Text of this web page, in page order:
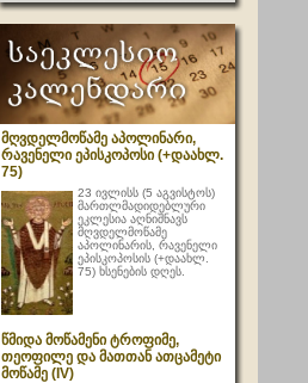
მღვდელმოწამე აპოლინარი,
რავენელი ეპისკოპოსი (+დაახლ.
75)
23 ივლისს (5 აგვისტოს)
მართლმადიდებლური
ეკლესია აღნიშნავს
მღვდელმოწამე
აპოლინარის, რავენელი
ეპისკოპოსის (+დაახლ.
75) ხსენების დღეს.
წმიდა მოწამენი ტროფიმე,
თეოფილე და მათთან ათცამეტი
მოწამე (IV)